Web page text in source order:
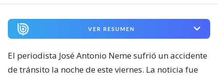
VER RESUMEN
El periodista José Antonio Neme sufrió un accidente
de tránsito la noche de este viernes. La noticia fue